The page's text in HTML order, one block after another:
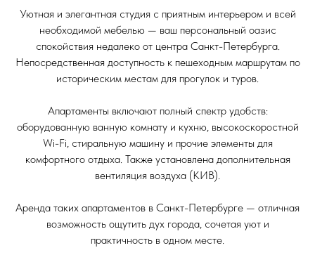
Уютная и элегантная студия с приятным интерьером и всей
необходимой мебелью — ваш персональный оазис
спокойствия недалеко от центра Санкт-Петербурга.
Непосредственная доступность к пешеходным маршрутам по
историческим местам для прогулок и туров.
Апартаменты включают полный спектр удобств:
оборудованную ванную комнату и кухню, высокоскоростной
Wi-Fi, стиральную машину и прочие элементы для
комфортного отдыха. Также установлена дополнительная
вентиляция воздуха (КИВ).
Аренда таких апартаментов в Санкт-Петербурге — отличная
возможность ощутить дух города, сочетая уют и
практичность в одном месте.